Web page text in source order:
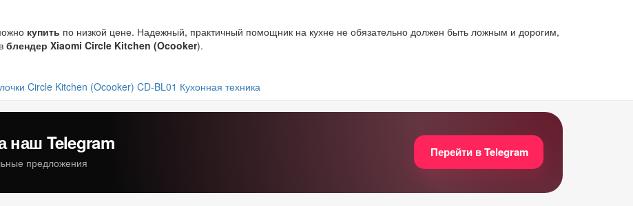
купить по низкой цене. Надежный, практичный помощник на кухне не обязательно должен быть ложным и дорогим,
блендер Xiaomi Circle Kitchen (Ocooker).
Circle Kitchen (Ocooker) CD-BL01 Кухонная техника
наш Telegram
предложения
Перейти в Telegram